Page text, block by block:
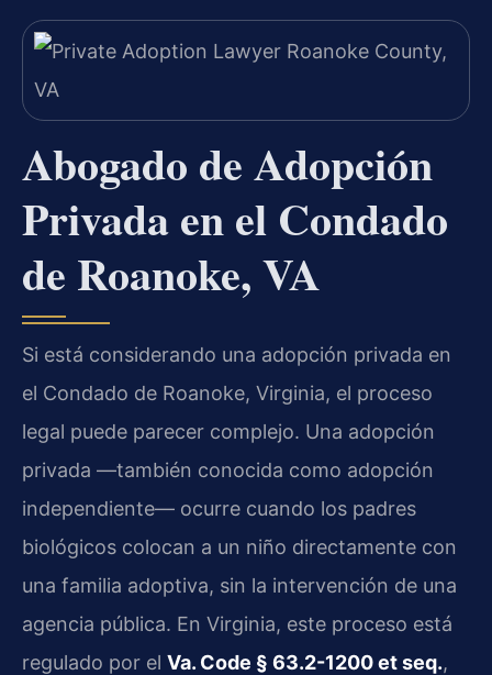
Abogado de Adopción
Privada en el Condado
de Roanoke, VA
Si está considerando una adopción privada en
el Condado de Roanoke, Virginia, el proceso
legal puede parecer complejo. Una adopción
privada —también conocida como adopción
independiente— ocurre cuando los padres
biológicos colocan a un niño directamente con
una familia adoptiva, sin la intervención de una
agencia pública. En Virginia, este proceso está
regulado por el Va. Code § 63.2-1200 et seq.,